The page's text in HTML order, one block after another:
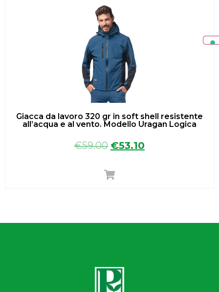
Giacca da lavoro 320 gr in soft shell resistente
all’acqua e al vento. Modello Uragan Logica
€59.00 €53.10